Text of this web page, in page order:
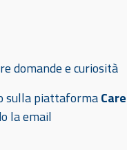
domande e curiosità
sulla piattaforma
la email